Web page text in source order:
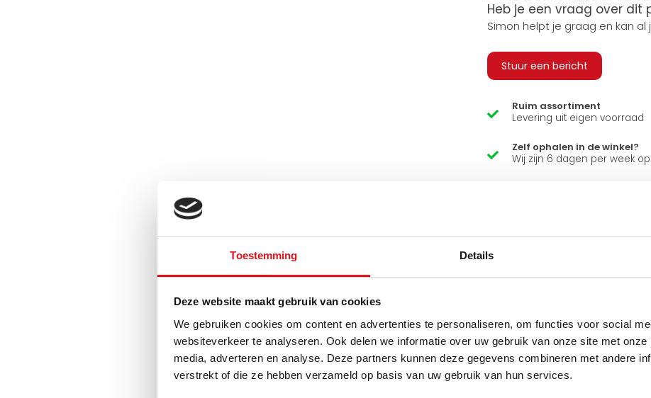
Toestemming Details
Deze website maakt gebruik van cookies
We gebruiken cookies om content en advertenties te personaliseren, om functies voor social
websiteverkeer te analyseren. Ook delen we informatie over uw gebruik van onze site met
media, adverteren en analyse. Deze partners kunnen deze gegevens combineren met andere
verstrekt of die ze hebben verzameld op basis van uw gebruik van hun services.
Heb je een vraag over dit
Simon helpt je graag en kan
Stuur een bericht
Ruim assortiment
Levering uit eigen voorraad
Zelf ophalen in de winkel?
Wij zijn 6 dagen per week